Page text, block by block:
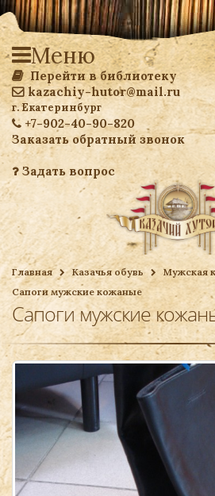
Перейти в библиотеку
kazachiy-hutor@mail.ru
г. Екатеринбург
+7-902-40-90-820
Заказать обратный звонок
Задать вопрос
Меню
Главная Казачья обувь
Мужская
Сапоги мужские кожаные
Сапоги мужские